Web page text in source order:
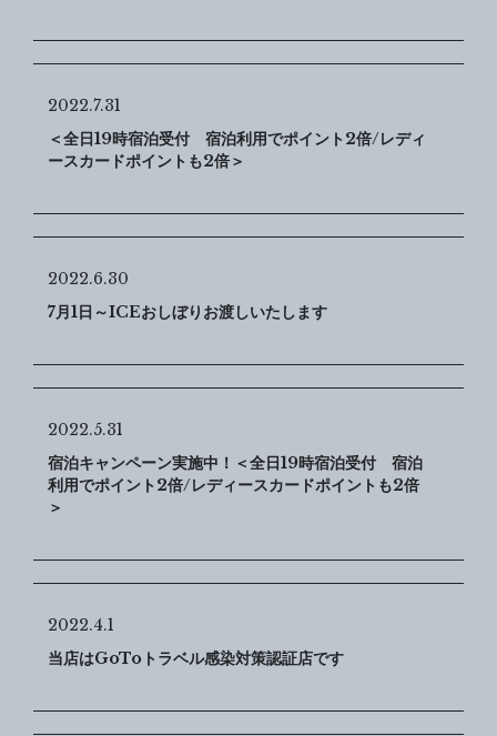
2022.7.31
＜全日19時宿泊受付 宿泊利用でポイント2倍/レディ
ースカードポイントも2倍＞
2022.6.30
7月1日～ICEおしぼりお渡しいたします
2022.5.31
宿泊キャンペーン実施中！＜全日19時宿泊受付 宿泊
利用でポイント2倍/レディースカードポイントも2倍
＞
2022.4.1
当店はGoToトラベル感染対策認証店です